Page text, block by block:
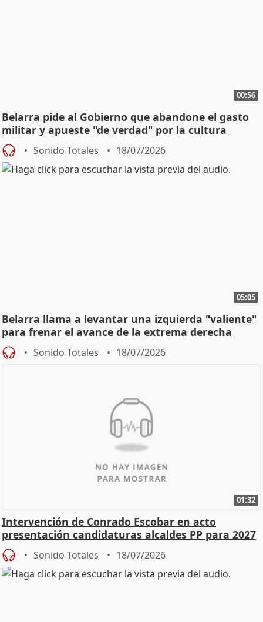
00:56
Belarra pide al Gobierno que abandone el gasto
militar y apueste "de verdad" por la cultura
Sonido Totales 18/07/2026
05:05
Belarra llama a levantar una izquierda "valiente"
para frenar el avance de la extrema derecha
Sonido Totales 18/07/2026
01:32
Intervención de Conrado Escobar en acto
presentación candidaturas alcaldes PP para 2027
Sonido Totales 18/07/2026